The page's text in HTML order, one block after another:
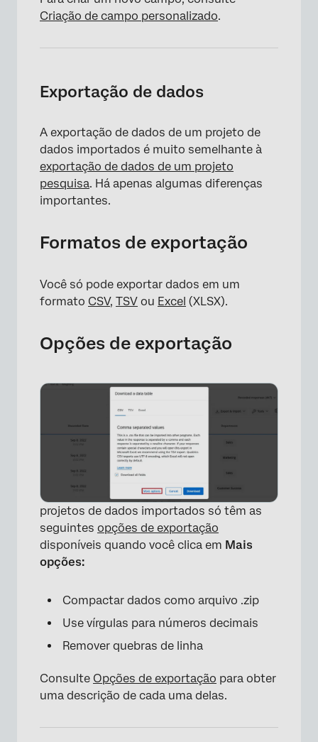
Criação de campo personalizado.
Exportação de dados
A exportação de dados de um projeto de
dados importados é muito semelhante à
exportação de dados de um projeto
pesquisa. Há apenas algumas diferenças
importantes.
Formatos de exportação
Você só pode exportar dados em um
formato CSV, TSV ou Excel (XLSX).
Opções de exportação
projetos de dados importados só têm as
seguintes opções de exportação
disponíveis quando você clica em Mais
opções:
Compactar dados como arquivo .zip
Use vírgulas para números decimais
Remover quebras de linha
Consulte Opções de exportação para obter
uma descrição de cada uma delas.